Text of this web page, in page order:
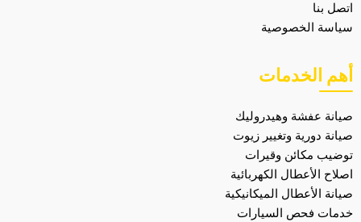
اتصل بنا
سياسة الخصوصية
أهم الخدمات
صيانة عفشة وهيدروليك
صيانة دورية وتغيير زيوت
توضيب مكائن وقيرات
اصلاح الأعطال الكهربائية
صيانة الأعطال الميكانيكية
خدمات فحص السيارات